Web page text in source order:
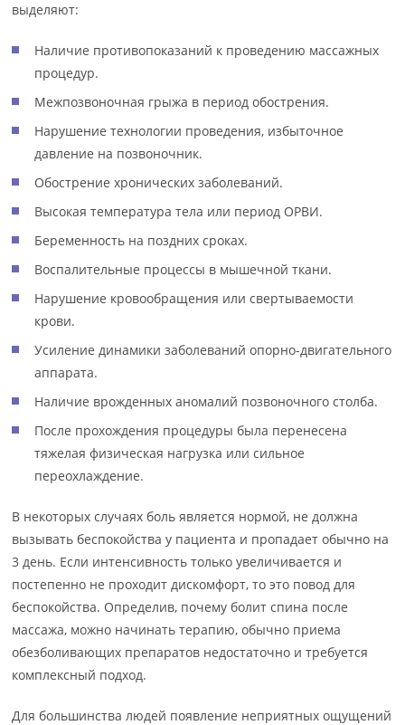
выделяют:
Наличие противопоказаний к проведению массажных
процедур.
Межпозвоночная грыжа в период обострения.
Нарушение технологии проведения, избыточное
давление на позвоночник.
Обострение хронических заболеваний.
Высокая температура тела или период ОРВИ.
Беременность на поздних сроках.
Воспалительные процессы в мышечной ткани.
Нарушение кровообращения или свертываемости
крови.
Усиление динамики заболеваний опорно-двигательного
аппарата.
Наличие врожденных аномалий позвоночного столба.
После прохождения процедуры была перенесена
тяжелая физическая нагрузка или сильное
переохлаждение.
В некоторых случаях боль является нормой, не должна
вызывать беспокойства у пациента и пропадает обычно на
3 день. Если интенсивность только увеличивается и
постепенно не проходит дискомфорт, то это повод для
беспокойства. Определив, почему болит спина после
массажа, можно начинать терапию, обычно приема
обезболивающих препаратов недостаточно и требуется
комплексный подход.
Для большинства людей появление неприятных ощущений